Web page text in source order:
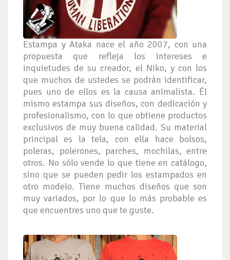
Estampa y Ataka nace el año 2007, con una
propuesta que refleja los intereses e
inquietudes de su creador, el Niko, y con los
que muchos de ustedes se podrán identificar,
pues uno de ellos es la causa animalista. Él
mismo estampa sus diseños, con dedicación y
profesionalismo, con lo que obtiene productos
exclusivos de muy buena calidad. Su material
principal es la tela, con ella hace bolsos,
poleras, polerones, parches, mochilas, entre
otros. No sólo vende lo que tiene en catálogo,
sino que se pueden pedir los estampados en
otro modelo. Tiene muchos diseños que son
muy variados, por lo que lo más probable es
que encuentres uno que te guste.